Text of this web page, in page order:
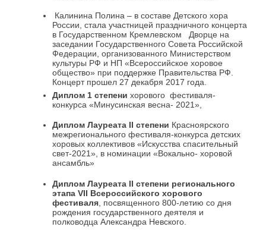
Калинина Полина – в составе Детского хора
России, стала участницей праздничного концерта
в Государственном Кремлевском Дворце на
заседании Государственного Совета Российской
Федерации, организованного Министерством
культуры РФ и НП «Всероссийское хоровое
общество» при поддержке Правительства РФ.
Концерт прошел 27 декабря 2017 года.
Диплом 1 степени хорового фестиваля-
конкурса «Минусинская весна- 2021»,
Диплом Лауреата II степени Красноярского
межрегионального фестиваля-конкурса детских
хоровых коллективов «Искусства спасительный
свет-2021», в номинации «Вокально- хоровой
ансамбль»
Диплом Лауреата II степени регионального
этапа VII Всероссийского хорового
фестиваля, посвященного 800-летию со дня
рождения государственного деятеля и
полководца Александра Невского.